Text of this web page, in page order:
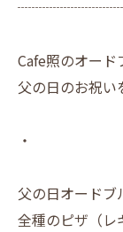
Cafe照のオード
父の日のお祝い
・
父の日オードブ
全種のピザ（レ